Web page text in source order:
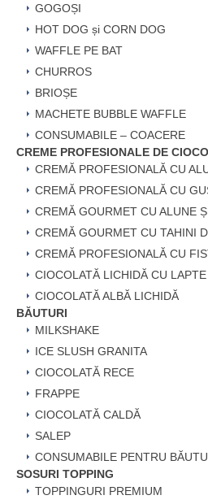
GOGOȘI
HOT DOG și CORN DOG
WAFFLE PE BAT
CHURROS
BRIOȘE
MACHETE BUBBLE WAFFLE
CONSUMABILE – COACERE
CREME PROFESIONALE DE
CREMĂ PROFESIONALĂ CU
CREMĂ PROFESIONALĂ CU
CREMĂ GOURMET CU ALUNE
CREMĂ GOURMET CU TAHINI
CREMĂ PROFESIONALĂ CU
CIOCOLATĂ LICHIDĂ CU LAPTE
CIOCOLATĂ ALBĂ LICHIDĂ
BĂUTURI
MILKSHAKE
ICE SLUSH GRANITA
CIOCOLATĂ RECE
FRAPPE
CIOCOLATĂ CALDĂ
SALEP
CONSUMABILE PENTRU
SOSURI TOPPING
TOPPINGURI PREMIUM